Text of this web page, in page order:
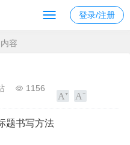
登录/注册
容
1156
题书写方法